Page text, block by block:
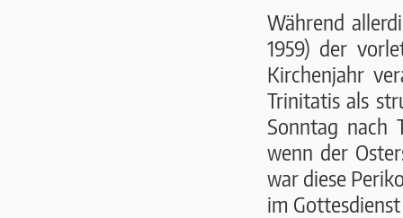
Während
1959) der
Kirchenjahr
Trinitatis als
Sonntag nach
wenn der
war diese
im